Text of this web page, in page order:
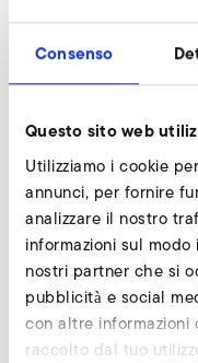
Consenso
Questo sito web
Utilizziamo i cookie
annunci, per fornire
analizzare il nostro
informazioni sul
nostri partner che si
pubblicità e social
con altre
raccolto dal tuo
Download